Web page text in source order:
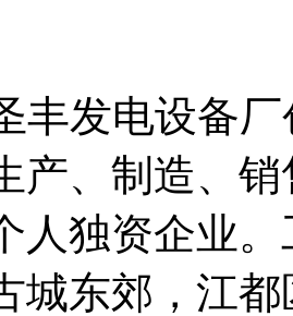
发电设备厂
产、制造、
人独资企业
城东郊，江